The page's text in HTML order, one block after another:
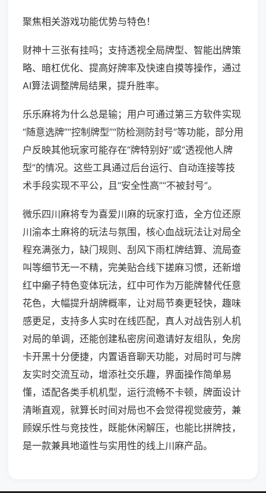
聚焦相关游戏功能优势与特色！
财神十三张有挂吗；支持透视全局牌型、智能出牌策
略、暗杠优化、提高好牌率及快速自摸等操作，通过
AI算法调整牌局结果，提升胜率。
乐乐麻将为什么总是输；用户可通过第三方软件实现
“随意选牌”“控制牌型”“防检测防封号”等功能，部分用
户反映其他玩家可能存在“牌特别好”或“透视他人牌
型”的情况。这些工具通过后台运行、自动连接等技
术手段实现不平公，且“安全性高”“不被封号”。
微乐四川麻将专为喜爱川麻的玩家打造，全方位还原
川渝本土麻将的玩法与氛围，核心血战玩法让对局全
程充满张力，缺门规则、刮风下雨杠牌结算、流局查
叫等细节无一不精，完美贴合线下搓麻习惯，还新增
红中癞子特色变体玩法，红中可作为万能牌替代任意
花色，大幅提升胡牌概率，让对局节奏更轻快，趣味
感更足，支持多人实时在线匹配，真人对战告别人机
对局的单调，还能创建私密房间邀请好友组队，免房
卡开黑十分便捷，内置语音聊天功能，对局时可与牌
友实时交流互动，增添社交乐趣，界面操作简单易
懂，适配各类手机机型，运行流畅不卡顿，牌面设计
清晰直观，就算长时间对局也不会觉得视觉疲劳，兼
顾娱乐性与竞技性，既能休闲解压，也能比拼牌技，
是一款兼具地道性与实用性的线上川麻产品。